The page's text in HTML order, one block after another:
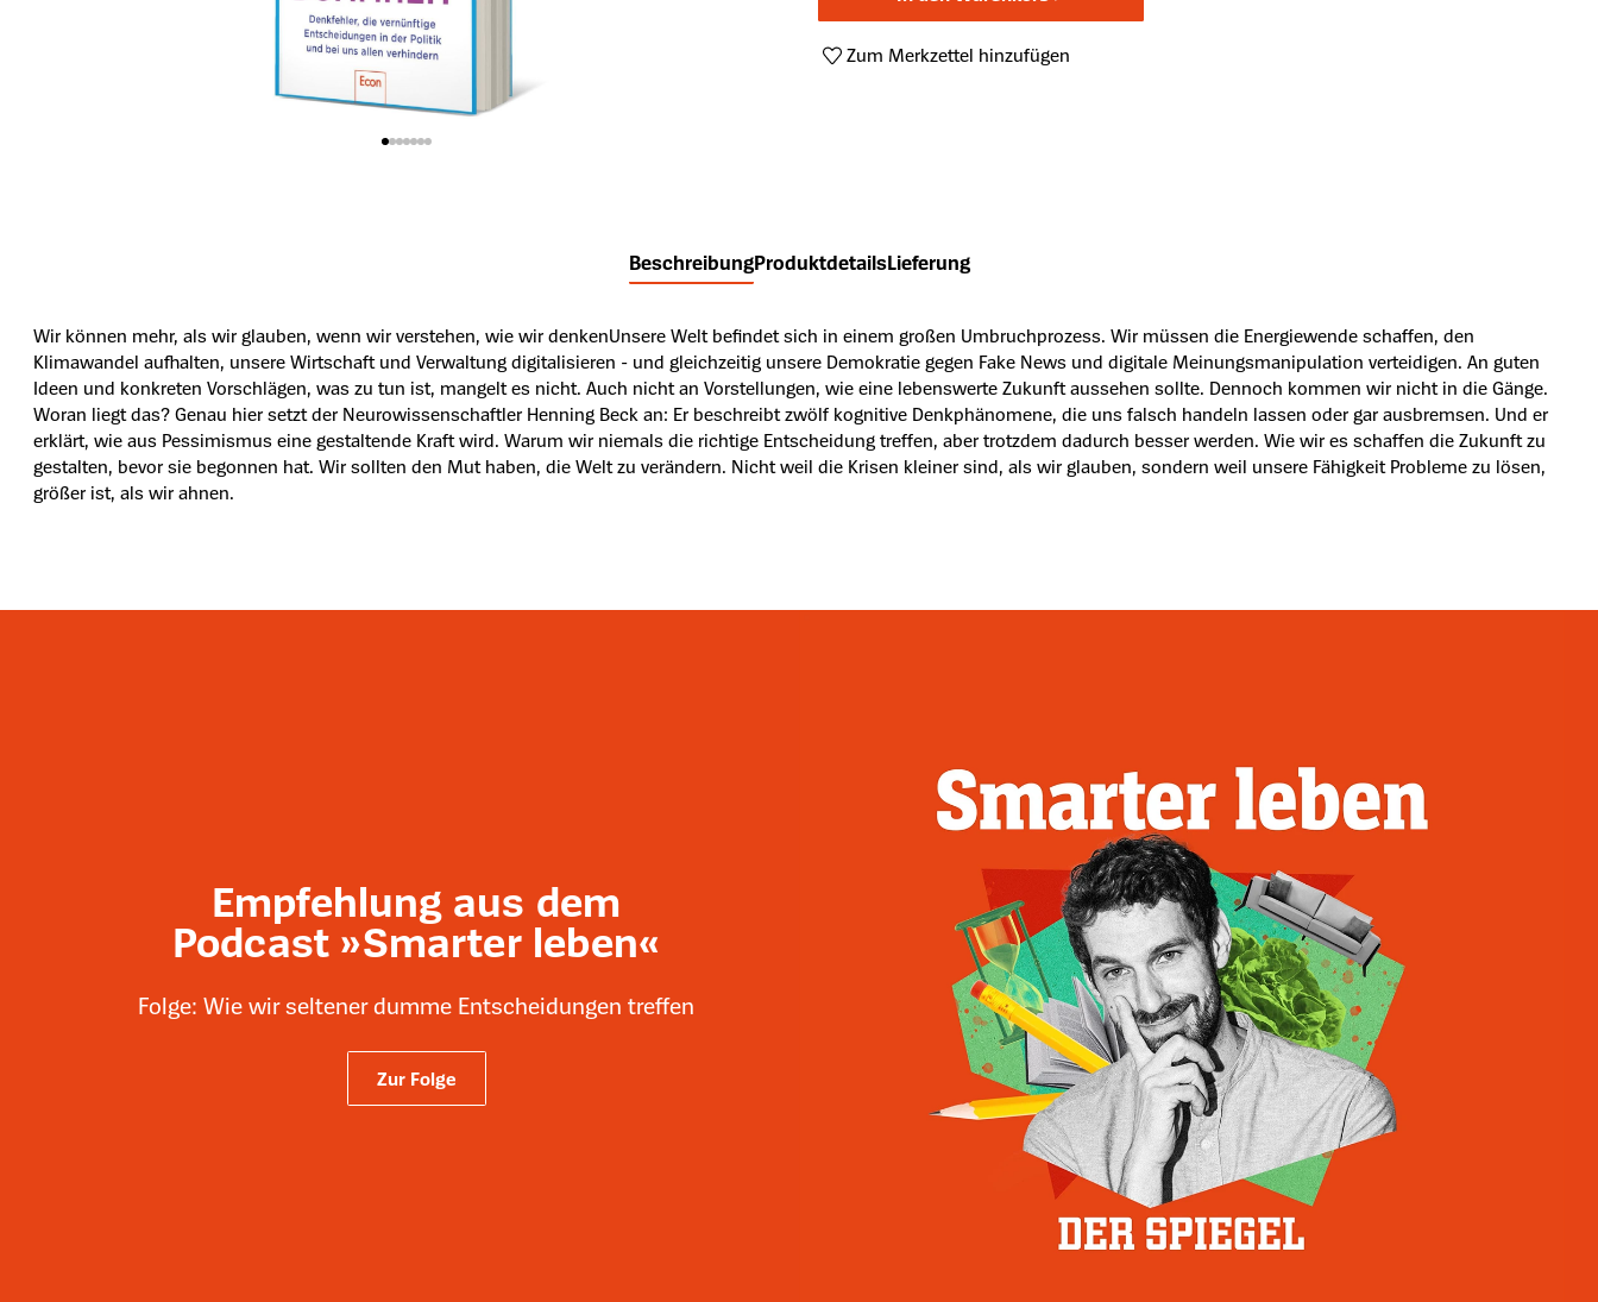
Zum Merkzettel hinzufügen
BeschreibungProduktdetailsLieferung
Wir können mehr, als wir glauben, wenn wir verstehen, wie wir denkenUnsere Welt befindet sich in einem großen Umbruchprozess. Wir müssen die Energiewende schaffen, den
Klimawandel aufhalten, unsere Wirtschaft und Verwaltung digitalisieren - und gleichzeitig unsere Demokratie gegen Fake News und digitale Meinungsmanipulation verteidigen. An guten
Ideen und konkreten Vorschlägen, was zu tun ist, mangelt es nicht. Auch nicht an Vorstellungen, wie eine lebenswerte Zukunft aussehen sollte. Dennoch kommen wir nicht in die Gänge.
Woran liegt das? Genau hier setzt der Neurowissenschaftler Henning Beck an: Er beschreibt zwölf kognitive Denkphänomene, die uns falsch handeln lassen oder gar ausbremsen. Und er
erklärt, wie aus Pessimismus eine gestaltende Kraft wird. Warum wir niemals die richtige Entscheidung treffen, aber trotzdem dadurch besser werden. Wie wir es schaffen die Zukunft zu
gestalten, bevor sie begonnen hat. Wir sollten den Mut haben, die Welt zu verändern. Nicht weil die Krisen kleiner sind, als wir glauben, sondern weil unsere Fähigkeit Probleme zu lösen,
größer ist, als wir ahnen.
Empfehlung aus dem
Podcast »Smarter leben«
Folge: Wie wir seltener dumme Entscheidungen treffen
Zur Folge